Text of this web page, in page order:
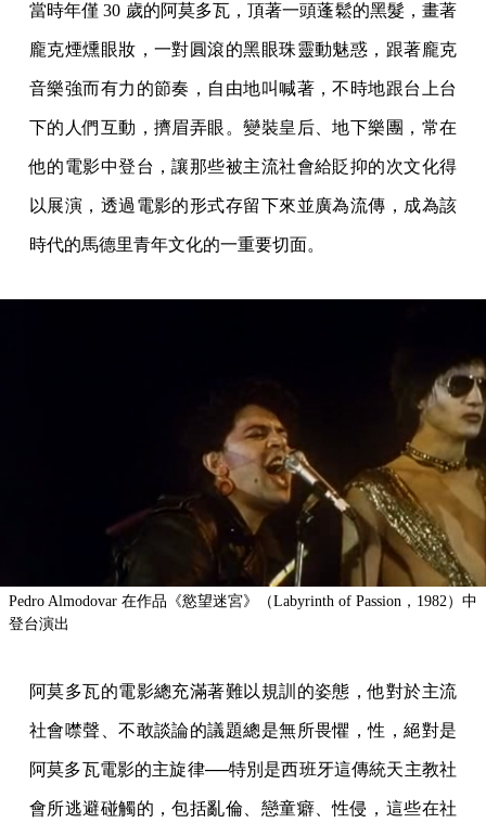
當時年僅 30 歲的阿莫多瓦，頂著一頭蓬鬆的黑髮，畫著
龐克煙燻眼妝，一對圓滾的黑眼珠靈動魅惑，跟著龐克
音樂強而有力的節奏，自由地叫喊著，不時地跟台上台
下的人們互動，擠眉弄眼。變裝皇后、地下樂團，常在
他的電影中登台，讓那些被主流社會給貶抑的次文化得
以展演，透過電影的形式存留下來並廣為流傳，成為該
時代的馬德里青年文化的一重要切面。
Pedro Almodovar 在作品《慾望迷宮》（Labyrinth of Passion，1982）中
登台演出
阿莫多瓦的電影總充滿著難以規訓的姿態，他對於主流
社會噤聲、不敢談論的議題總是無所畏懼，性，絕對是
阿莫多瓦電影的主旋律──特別是西班牙這傳統天主教社
會所逃避碰觸的，包括亂倫、戀童癖、性侵，這些在社